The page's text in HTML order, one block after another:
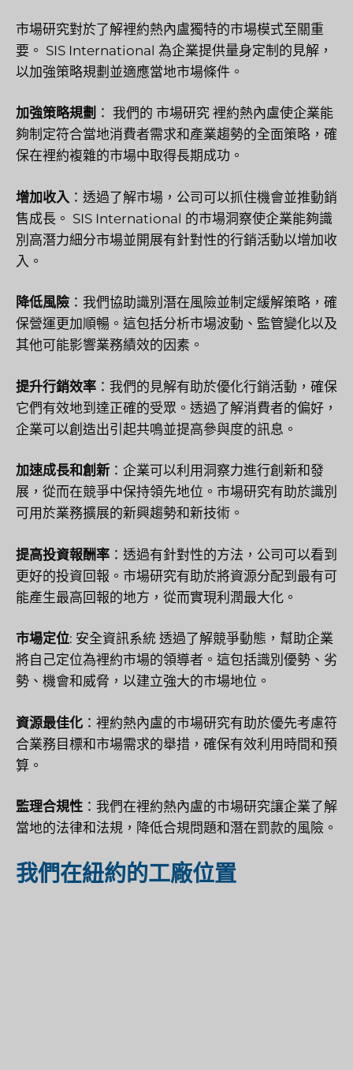
市場研究對於了解裡約熱內盧獨特的市場模式至關重
要。 SIS International 為企業提供量身定制的見解，
以加強策略規劃並適應當地市場條件。
加強策略規劃 ： 我們的 市場研究 裡約熱內盧使企業能
夠制定符合當地消費者需求和產業趨勢的全面策略，確
保在裡約複雜的市場中取得長期成功。
增加收入 ：透過了解市場，公司可以抓住機會並推動銷
售成長。 SIS International 的市場洞察使企業能夠識
別高潛力細分市場並開展有針對性的行銷活動以增加收
入。
降低風險 ：我們協助識別潛在風險並制定緩解策略，確
保營運更加順暢。這包括分析市場波動、監管變化以及
其他可能影響業務績效的因素。
提升行銷效率 ：我們的見解有助於優化行銷活動，確保
它們有效地到達正確的受眾。透過了解消費者的偏好，
企業可以創造出引起共鳴並提高參與度的訊息。
加速成長和創新 ：企業可以利用洞察力進行創新和發
展，從而在競爭中保持領先地位。市場研究有助於識別
可用於業務擴展的新興趨勢和新技術。
提高投資報酬率 ：透過有針對性的方法，公司可以看到
更好的投資回報。市場研究有助於將資源分配到最有可
能產生最高回報的地方，從而實現利潤最大化。
市場定位: 安全資訊系統 透過了解競爭動態，幫助企業
將自己定位為裡約市場的領導者。這包括識別優勢、劣
勢、機會和威脅，以建立強大的市場地位。
資源最佳化 ：裡約熱內盧的市場研究有助於優先考慮符
合業務目標和市場需求的舉措，確保有效利用時間和預
算。
監理合規性 ：我們在裡約熱內盧的市場研究讓企業了解
當地的法律和法規，降低合規問題和潛在罰款的風險。
我們在紐約的工廠位置